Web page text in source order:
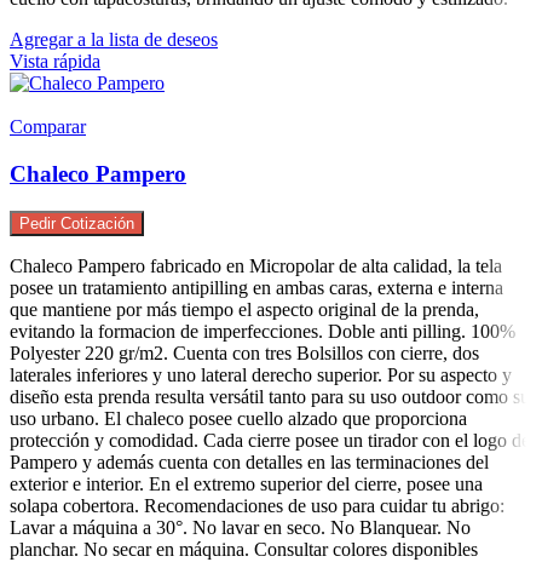
Agregar a la lista de deseos
Vista rápida
Comparar
Chaleco Pampero
Pedir Cotización
Chaleco Pampero fabricado en Micropolar de alta calidad, la tela
posee un tratamiento antipilling en ambas caras, externa e interna
que mantiene por más tiempo el aspecto original de la prenda,
evitando la formacion de imperfecciones. Doble anti pilling. 100%
Polyester 220 gr/m2. Cuenta con tres Bolsillos con cierre, dos
laterales inferiores y uno lateral derecho superior. Por su aspecto y
diseño esta prenda resulta versátil tanto para su uso outdoor como su
uso urbano. El chaleco posee cuello alzado que proporciona
protección y comodidad. Cada cierre posee un tirador con el logo de
Pampero y además cuenta con detalles en las terminaciones del
exterior e interior. En el extremo superior del cierre, posee una
solapa cobertora. Recomendaciones de uso para cuidar tu abrigo:
Lavar a máquina a 30°. No lavar en seco. No Blanquear. No
planchar. No secar en máquina. Consultar colores disponibles